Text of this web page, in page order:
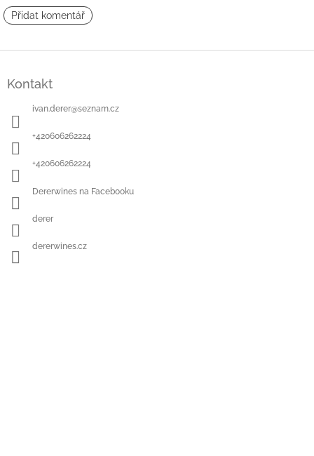
Přidat komentář
Kontakt
ivan.derer@seznam.cz
+420606262224
+420606262224
Dererwines na Facebooku
derer
dererwines.cz